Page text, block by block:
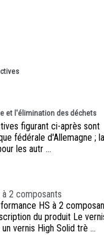
et l'élimination des déchets
figurant ci-après sont
fédérale d'Allemagne ; la
les autr ...
2 composants
HS à 2
du produit Le
vernis High Solid trè ...